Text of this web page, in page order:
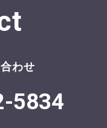
わせ
5834